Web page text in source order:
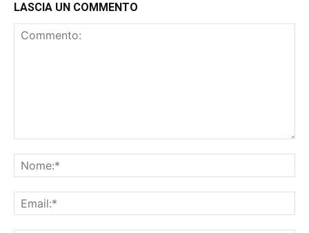
LASCIA UN COMMENTO